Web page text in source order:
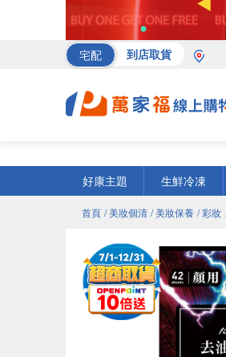
宅配 到店取貨
好康主題
生鮮冷凍
首頁 / 美妝個清 / 美妝保養 / 彩妝